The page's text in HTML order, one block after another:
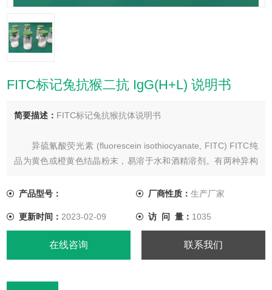
FITC标记兔抗猴二抗 IgG(H+L) 说明书
简要描述： FITC标记兔抗猴抗体说明书
异硫氰酸荧光素 (fluorescein isothiocyanate, FITC) FITC纯
品为黄色或橙黄色结晶粉末，易溶于水和酒精溶剂。有两种异构
良。FITC分子量为389.4，最大吸收光波长为490～495nm，最
产品型号： 厂商性质： 生产厂家
更新时间： 2023-02-09 访 问 量： 1035
在线咨询 联系我们